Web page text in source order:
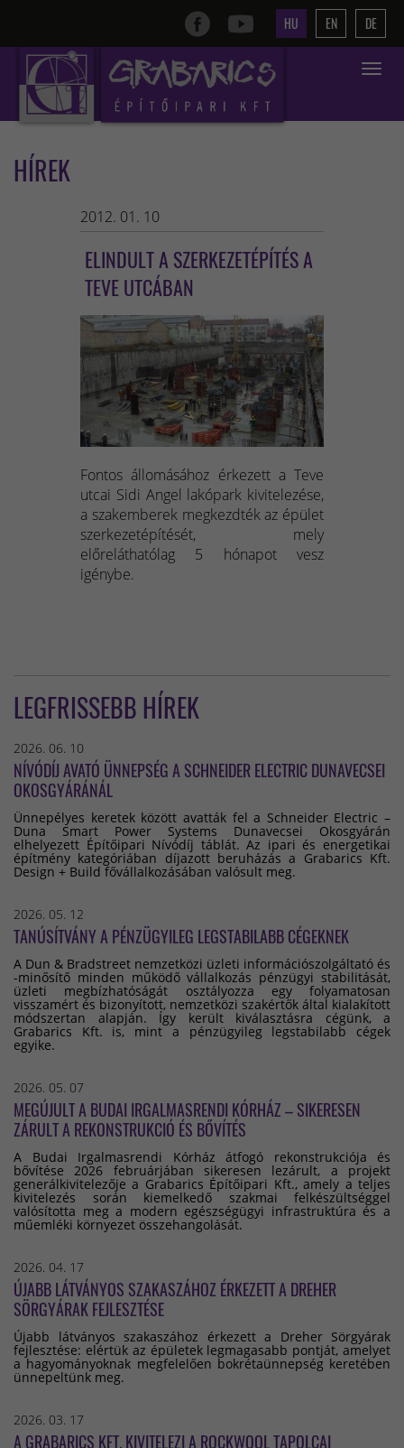
HU EN DE
Toggle
HÍREK
2012. 01. 10
ELINDULT A SZERKEZETÉPÍTÉS A
TEVE UTCÁBAN
Fontos állomásához érkezett a Teve
utcai Sidi Angel lakópark kivitelezése,
a szakemberek megkezdték az épület
szerkezetépítését, mely
előreláthatólag 5 hónapot vesz
igénybe.
LEGFRISSEBB HÍREK
2026. 06. 10
NÍVÓDÍJ AVATÓ ÜNNEPSÉG A SCHNEIDER ELECTRIC DUNAVECSEI
OKOSGYÁRÁNÁL
Ünnepélyes keretek között avatták fel a Schneider Electric –
Duna Smart Power Systems Dunavecsei Okosgyárán
elhelyezett Építőipari Nívódíj táblát. Az ipari és energetikai
építmény kategóriában díjazott beruházás a Grabarics Kft.
Design + Build fővállalkozásában valósult meg.
2026. 05. 12
TANÚSÍTVÁNY A PÉNZÜGYILEG LEGSTABILABB CÉGEKNEK
A Dun & Bradstreet nemzetközi üzleti információszolgáltató és
-minősítő minden működő vállalkozás pénzügyi stabilitását,
üzleti megbízhatóságát osztályozza egy folyamatosan
visszamért és bizonyított, nemzetközi szakértők által kialakított
módszertan alapján. Így került kiválasztásra cégünk, a
Grabarics Kft. is, mint a pénzügyileg legstabilabb cégek
egyike.
2026. 05. 07
MEGÚJULT A BUDAI IRGALMASRENDI KÓRHÁZ – SIKERESEN
ZÁRULT A REKONSTRUKCIÓ ÉS BŐVÍTÉS
A Budai Irgalmasrendi Kórház átfogó rekonstrukciója és
bővítése 2026 februárjában sikeresen lezárult, a projekt
generálkivitelezője a Grabarics Építőipari Kft., amely a teljes
kivitelezés során kiemelkedő szakmai felkészültséggel
valósította meg a modern egészségügyi infrastruktúra és a
műemléki környezet összehangolását.
2026. 04. 17
ÚJABB LÁTVÁNYOS SZAKASZÁHOZ ÉRKEZETT A DREHER
SÖRGYÁRAK FEJLESZTÉSE
Újabb látványos szakaszához érkezett a Dreher Sörgyárak
fejlesztése: elértük az épületek legmagasabb pontját, amelyet
a hagyományoknak megfelelően bokrétaünnepség keretében
ünnepeltünk meg.
2026. 03. 17
A GRABARICS KFT. KIVITELEZI A ROCKWOOL TAPOLCAI